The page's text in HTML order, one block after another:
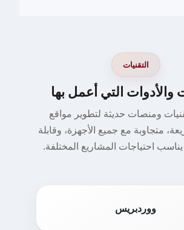
التقنيات
والأدوات التي أعمل بها
ومنصات حديثة لتطوير مواقع
متجاوبة مع جميع الأجهزة، وقابلة
يناسب احتياجات المشاريع المختلفة.
ووردبريس